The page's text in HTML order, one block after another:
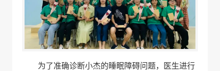
为了准确诊断小杰的睡眠障碍问题，医生进行